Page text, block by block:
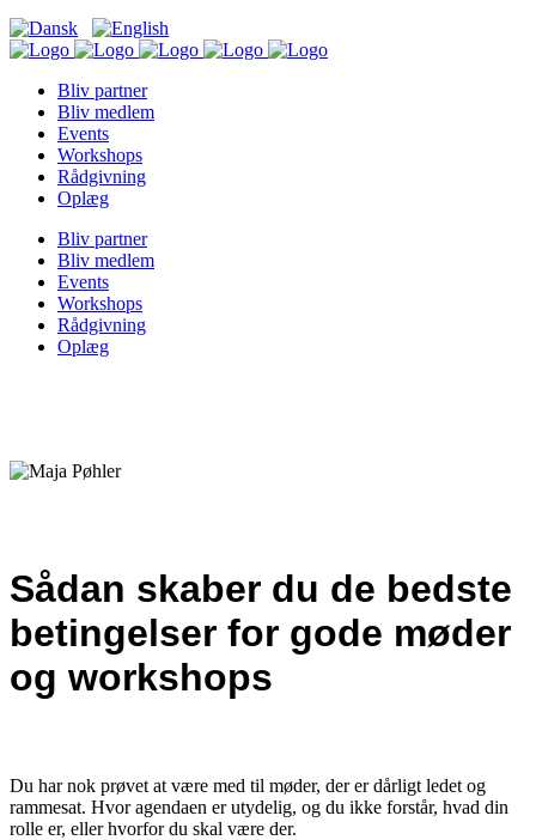
Bliv partner
Bliv medlem
Events
Workshops
Rådgivning
Oplæg
Bliv partner
Bliv medlem
Events
Workshops
Rådgivning
Oplæg
Sådan skaber du de bedste
betingelser for gode møder
og workshops
Du har nok prøvet at være med til møder, der er dårligt ledet og
rammesat. Hvor agendaen er utydelig, og du ikke forstår, hvad din
rolle er, eller hvorfor du skal være der.